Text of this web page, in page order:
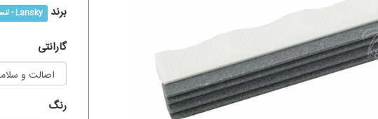
برند Lansky - لنسکی
گارانتی
رنگ